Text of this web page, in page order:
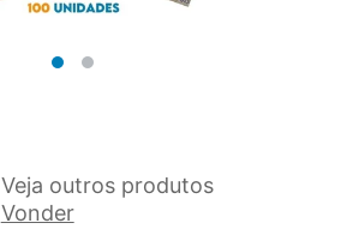
Veja outros produtos
Vonder